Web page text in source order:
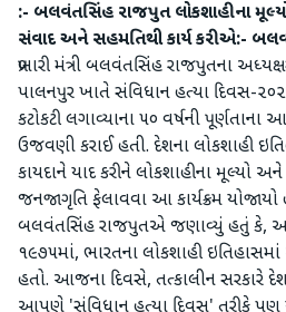
:- બલવંતસિંહ રાજપુત લોકશાહીના
સંવાદ અને સહમતિથી કાર્ય કરીએ:-
પ્રભારી મંત્રી બલવંતસિંહ રાજપુતના
પાલનપુર ખાતે સંવિધાન હત્યા દિવસ-
કટોકટી લગાવ્યાના ૫૦ વર્ષની
ઉજવણી કરાઈ હતી. દેશના લોકશાહી
કાયદાને યાદ કરીને લોકશાહીના મૂલ્યો
જનજાગૃતિ ફેલાવવા આ કાર્યક્રમ યોજાયો
બલવંતસિંહ રાજપુતએ જણાવ્યું હતું કે,
૧૯૭૫માં, ભારતના લોકશાહી
હતો. આજના દિવસે, તત્કાલીન સરકારે